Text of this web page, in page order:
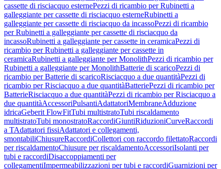
cassette di risciacquo esternePezzi di ricambio per Rubinetti a
galleggiante per cassette di risciacquo esterneRubinetti a
galleggiante per cassette di risciacquo da incassoPezzi di ricambio
per Rubinetti a galleggiante per cassette di risciacquo da
incassoRubinetti a galleggiante per cassette in ceramicaPezzi di
ricambio per Rubinetti a galleggiante per cassette in
ceramicaRubinetti a galleggiante per MonolithPezzi di ricambio per
Rubinetti a galleggiante per MonolithBatterie di scaricoPezzi di
ricambio per Batterie di scaricoRisciacquo a due quantitàPezzi di
ricambio per Risciacquo a due quantitàBatteriePezzi di ricambio per
BatterieRisciacquo a due quantitàPezzi di ricambio per Risciacquo a
due quantitàAccessoriPulsantiAdattatoriMembraneAdduzione
idricaGeberit FlowFitTubi multistratoTubi riscaldamento
multistratoTubi monostratoRaccordiGiuntiRiduzioniCurveRaccordi
a TAdattatori fissiAdattatori e collegamenti,
smontabiliChiusureRaccordiCollettori con raccordo filettatoRaccordi
per riscaldamentoChiusure per riscaldamentoAccessoriIsolanti per
tubi e raccordiDisaccoppiamenti per
collegamentiImpermeabilizzazioni per tubi e raccordiGuarnizioni per